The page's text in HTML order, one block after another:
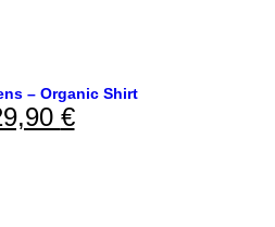
– Organic Shirt
€